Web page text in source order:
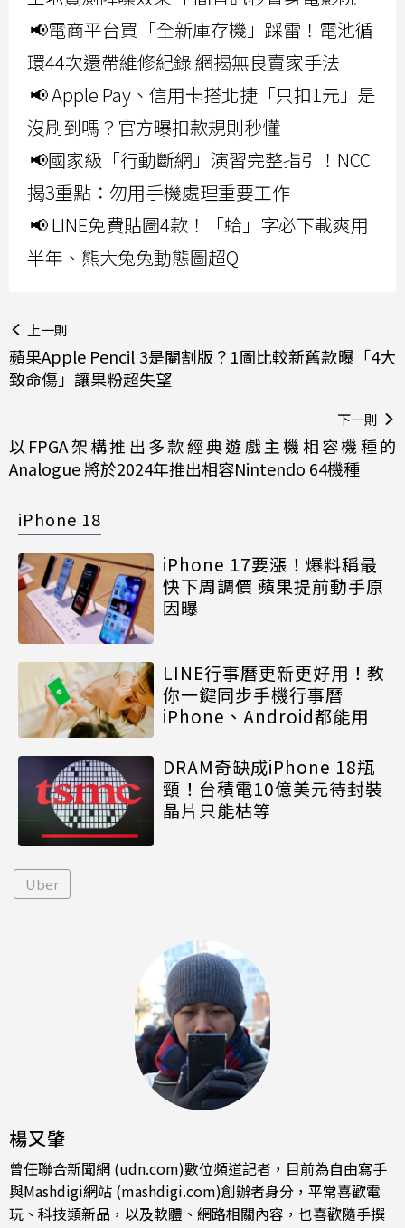
📢電商平台買「全新庫存機」踩雷！電池循
環44次還帶維修紀錄 網揭無良賣家手法
📢 Apple Pay、信用卡搭北捷「只扣1元」是
沒刷到嗎？官方曝扣款規則秒懂
📢國家級「行動斷網」演習完整指引！NCC
揭3重點：勿用手機處理重要工作
📢 LINE免費貼圖4款！「蛤」字必下載爽用
半年、熊大兔兔動態圖超Q
上一則
蘋果Apple Pencil 3是閹割版？1圖比較新舊款曝「4大
致命傷」讓果粉超失望
下一則
以FPGA架構推出多款經典遊戲主機相容機種的
Analogue 將於2024年推出相容Nintendo 64機種
iPhone 18
iPhone 17要漲！爆料稱最
快下周調價 蘋果提前動手原
因曝
LINE行事曆更新更好用！教
你一鍵同步手機行事曆
iPhone、Android都能用
DRAM奇缺成iPhone 18瓶
頸！台積電10億美元待封裝
晶片只能枯等
Uber
楊又肇
曾任聯合新聞網 (udn.com)數位頻道記者，目前為自由寫手
與Mashdigi網站 (mashdigi.com)創辦者身分，平常喜歡電
玩、科技類新品，以及軟體、網路相關內容，也喜歡隨手撰